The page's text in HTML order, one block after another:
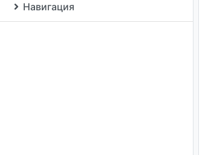
Навигация